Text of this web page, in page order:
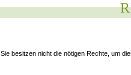
Sie besitzen nicht die nötigen Rechte, um